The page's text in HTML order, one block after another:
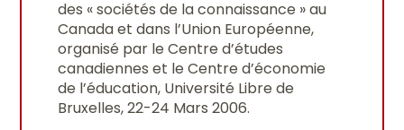
des « sociétés de la connaissance » au
Canada et dans l’Union Européenne,
organisé par le Centre d’études
canadiennes et le Centre d’économie
de l’éducation, Université Libre de
Bruxelles, 22-24 Mars 2006.